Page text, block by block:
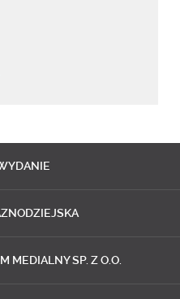
MEDIALNY SP. Z O.O.